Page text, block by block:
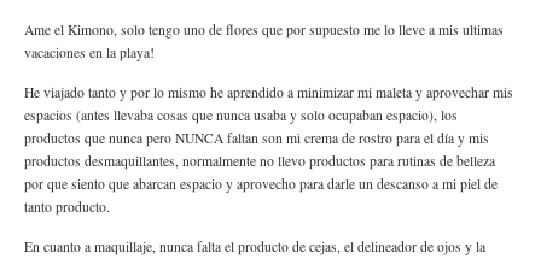
Ame el Kimono, solo tengo uno de flores que por supuesto me lo lleve a mis ultimas
vacaciones en la playa!
He viajado tanto y por lo mismo he aprendido a minimizar mi maleta y aprovechar mis
espacios (antes llevaba cosas que nunca usaba y solo ocupaban espacio), los
productos que nunca pero NUNCA faltan son mi crema de rostro para el día y mis
productos desmaquillantes, normalmente no llevo productos para rutinas de belleza
por que siento que abarcan espacio y aprovecho para darle un descanso a mi piel de
tanto producto.
En cuanto a maquillaje, nunca falta el producto de cejas, el delineador de ojos y la